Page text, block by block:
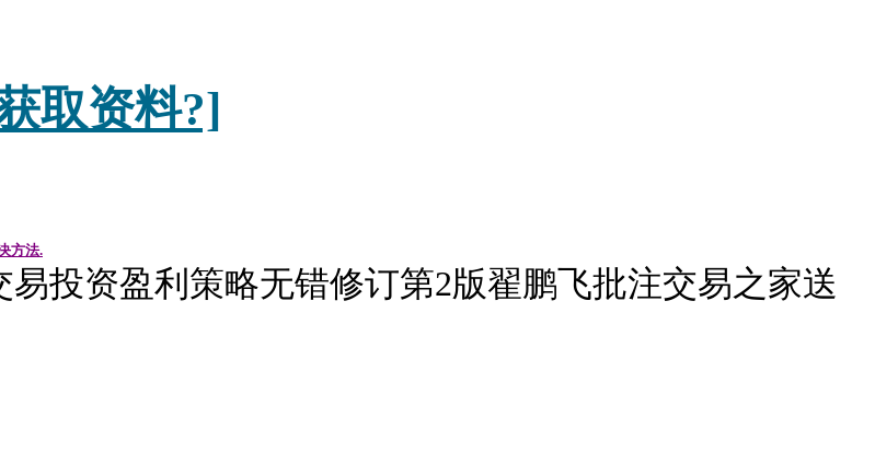
取资料?]
方法.
投资盈利策略无错修订第2版翟鹏飞批注交易之家送